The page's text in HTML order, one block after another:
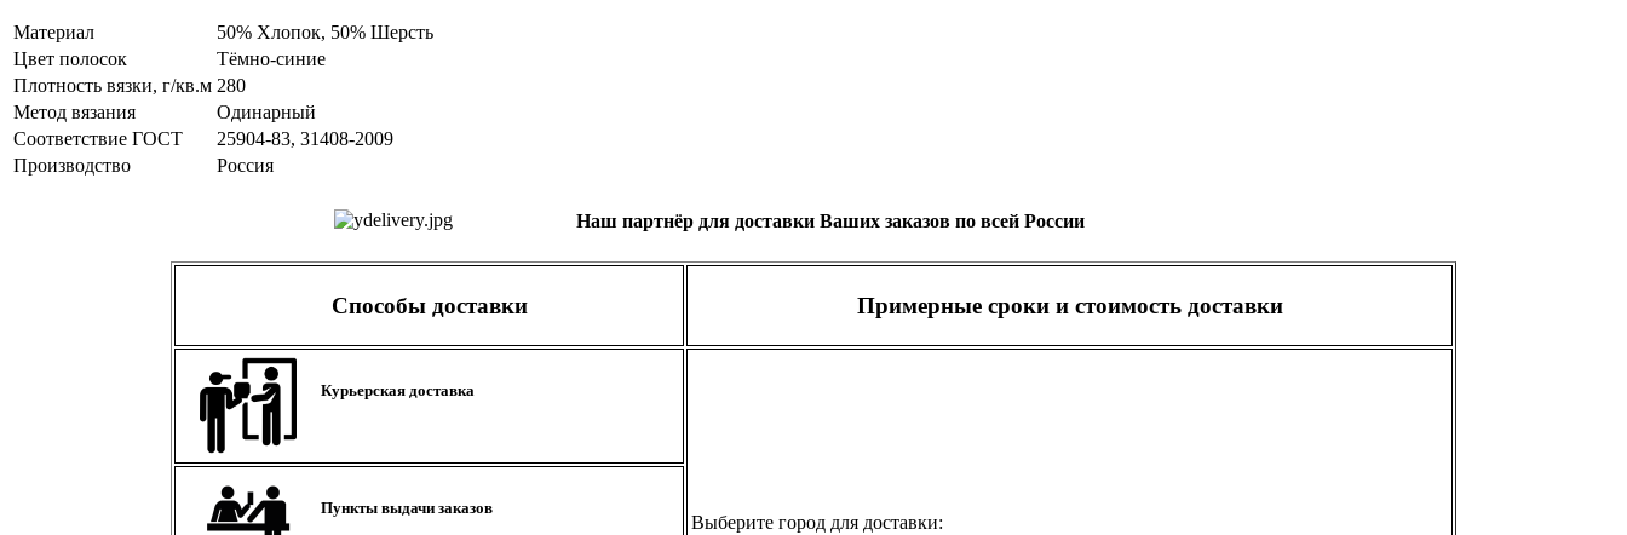
Материал
50% Хлопок, 50% Шерсть
Цвет полосок
Тёмно-синие
Плотность вязки, г/кв.м 280
Метод вязания
Одинарный
Соответствие ГОСТ
25904-83, 31408-2009
Производство
Россия
Наш партнёр для доставки Ваших заказов по всей России
Способы доставки Примерные сроки и стоимость доставки
Курьерская доставка
Выберите город для доставки:
Пункты выдачи заказов